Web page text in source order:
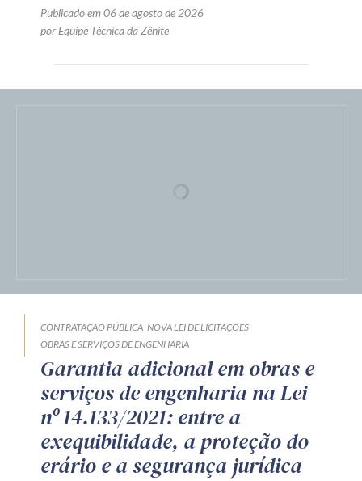
Publicado em 06 de agosto de 2026
por Equipe Técnica da Zênite
CONTRATAÇÃO PÚBLICA NOVA LEI DE LICITAÇÕES
OBRAS E SERVIÇOS DE ENGENHARIA
Garantia adicional em obras e
serviços de engenharia na Lei
nº 14.133/2021: entre a
exequibilidade, a proteção do
erário e a segurança jurídica